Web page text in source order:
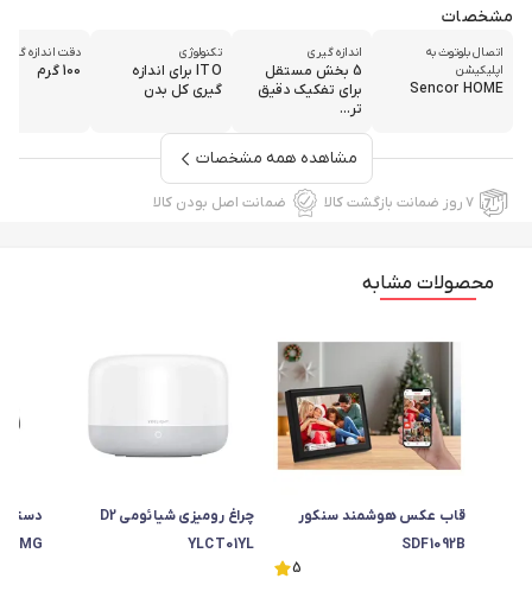
مشخصات
اتصال بلوتوث به
اپلیکیشن
Sencor HOME
اندازه گیری
5 بخش مستقل
برای تفکیک دقیق
تر...
تکنولوژی
ITO برای اندازه
گیری کل بدن
دقت اندازه گیری
100 گرم
مشاهده همه مشخصات
۷ روز ضمانت بازگشت کالا ضمانت اصل بودن کالا
محصولات مشابه
قاب عکس هوشمند سنکور
SDF1092B
5
چراغ رومیزی شیائومی D2
YLCT01YL
MG